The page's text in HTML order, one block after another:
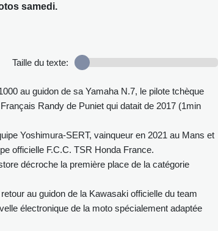
samedi.
Taille du texte:
au guidon de sa Yamaha N.7, le pilote tchèque
Randy de Puniet qui datait de 2017 (1min
Yoshimura-SERT, vainqueur en 2021 au Mans et
officielle F.C.C. TSR Honda France.
décroche la première place de la catégorie
au guidon de la Kawasaki officielle du team
électronique de la moto spécialement adaptée